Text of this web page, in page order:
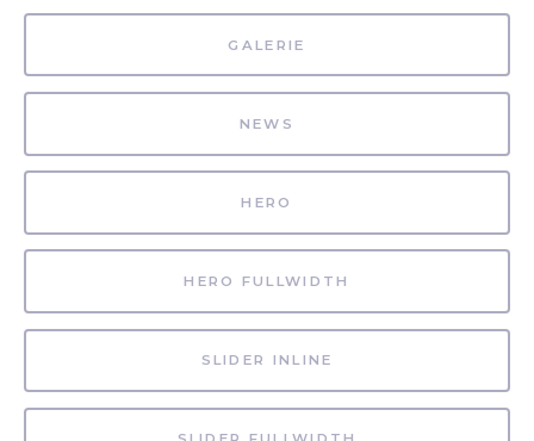
GALERIE
NEWS
HERO
HERO FULLWIDTH
SLIDER INLINE